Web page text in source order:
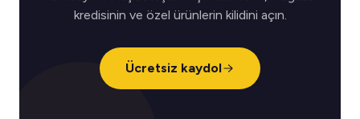
kredisinin ve özel ürünlerin kilidini açın.
Ücretsiz kaydol